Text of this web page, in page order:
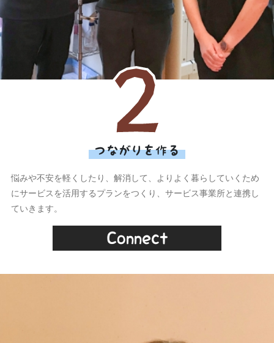
つながりを作る
悩みや不安を軽くしたり、解消して、よりよく暮らしていくため
にサービスを活用するプランをつくり、サービス事業所と連携し
ていきます。
Connect